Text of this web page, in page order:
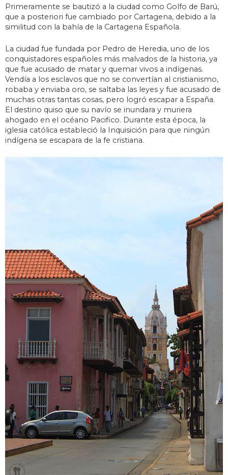
Primeramente se bautizó a la ciudad como Golfo de Barú,
que a posteriori fue cambiado por Cartagena, debido a la
similitud con la bahía de la Cartagena Española.
La ciudad fue fundada por Pedro de Heredia, uno de los
conquistadores españoles más malvados de la historia, ya
que fue acusado de matar y quemar vivos a indígenas.
Vendía a los esclavos que no se convertían al cristianismo,
robaba y enviaba oro, se saltaba las leyes y fue acusado de
muchas otras tantas cosas, pero logró escapar a España.
El destino quiso que su navío se inundara y muriera
ahogado en el océano Pacifico. Durante esta época, la
iglesia católica estableció la Inquisición para que ningún
indígena se escapara de la fe cristiana.